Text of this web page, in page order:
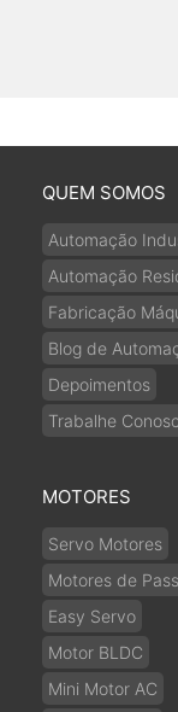
QUEM SOMOS
Automação
Automação
Fabricação
Blog de
Depoimentos
Trabalhe
MOTORES
Servo Motores
Motores de
Easy Servo
Motor BLDC
Mini Motor AC